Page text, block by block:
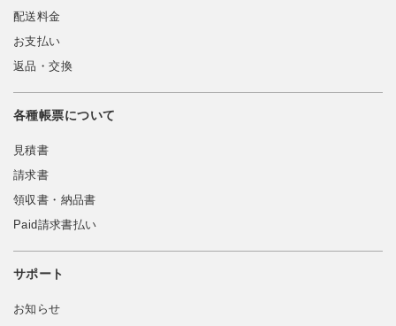
配送料金
お支払い
返品・交換
各種帳票について
見積書
請求書
領収書・納品書
Paid請求書払い
サポート
お知らせ